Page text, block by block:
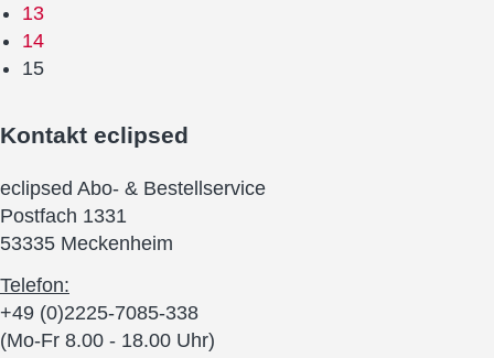
13
14
15
Kontakt eclipsed
eclipsed Abo- & Bestellservice
Postfach 1331
53335 Meckenheim
Telefon:
+49 (0)2225-7085-338
(Mo-Fr 8.00 - 18.00 Uhr)